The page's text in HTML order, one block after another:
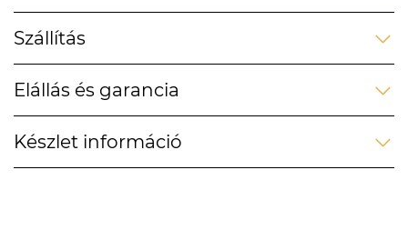
Szállítás
Elállás és garancia
Készlet információ